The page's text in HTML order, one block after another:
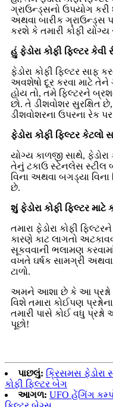
ગ્રાઉન્ડ્સનો ઉપયોગ
અથવા બારીક ગ્રાઉન્ડ્સ
કરશે કે તમારી કોફી યોગ્ય
હું ફેડોરા કોફી ફિલ્ટર કેવી
ફેડોરા કોફી ફિલ્ટર સાફ
અવશેષો દૂર કરવા માટે તેને
હોય તો, તમે ફિલ્ટરને
છો. તે ડીશવોશર સુરક્ષિત
ડીશવોશરના ઉપરના રેક
ફેડોરા કોફી ફિલ્ટર
યોગ્ય કાળજી સાથે, ફેડોરા
તેનું ટકાઉ સ્ટેનલેસ સ્ટીલ
વિના અથવા બગડ્યા
છે.
શું ફેડોરા કોફી ફિલ્ટર
તમારા ફેડોરા કોફી
કારણે કાટ લાગતો
સૂકવવાની ભલામણ
વખતે ઘર્ષક સામગ્રી
ટાળો.
અમને આશા છે કે આ પ્રશ્નો
વિશે તમારા કોઈપણ
તમારી પાસે કોઈ વધુ
પૂછો!
પાછલું: ક્રિસમસ ફેડોરા
કોફી ફિલ્ટર બેગ
આગળ: UFO હેંગિંગ